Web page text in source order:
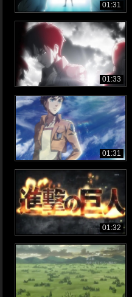
01:31
01:33
01:31
01:32